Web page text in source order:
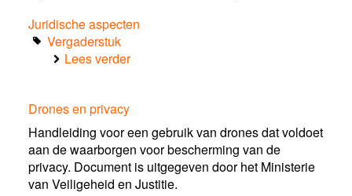
Juridische aspecten
Vergaderstuk
Lees verderover
WG6
Drones en privacy
Handleiding voor een gebruik van drones dat voldoet
aan de waarborgen voor bescherming van de
privacy. Document is uitgegeven door het Ministerie
van Veiligeheid en Justitie.